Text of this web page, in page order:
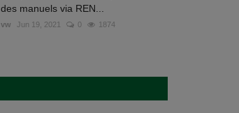
des manuels via REN...
vw Jun 19, 2021 0 1874